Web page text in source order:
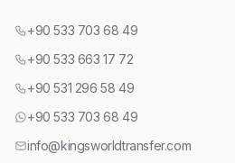
+90 533 703 68 49
+90 533 663 17 72
+90 531 296 58 49
+90 533 703 68 49
info@kingsworldtransfer.com